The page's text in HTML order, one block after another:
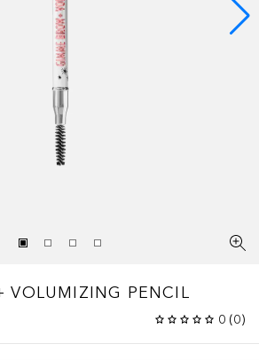
VOLUMIZING PENCIL
0 (0)